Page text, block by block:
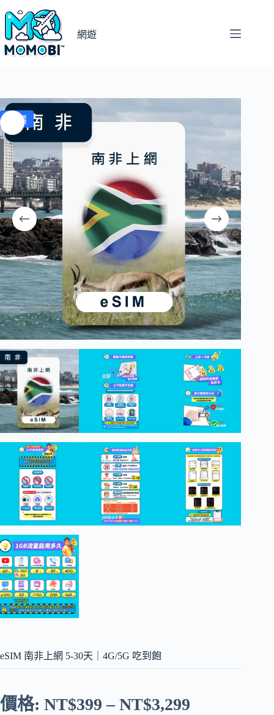
主
要
網遊
特價
eSIM 南非上網 5-30天｜4G/5G 吃到飽
價格: NT$399 –NT$3,299